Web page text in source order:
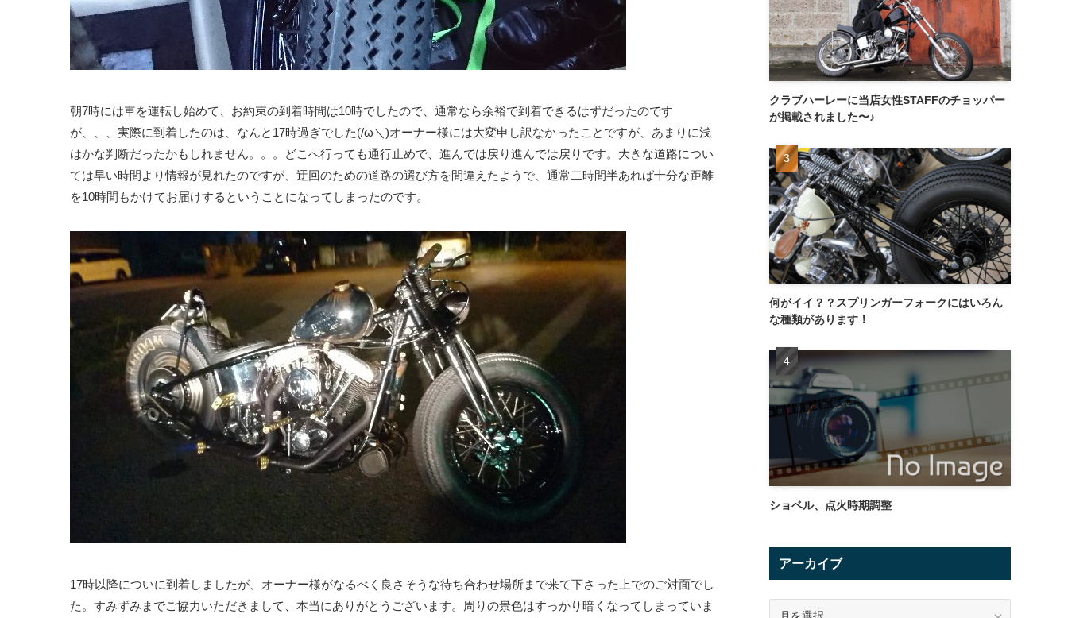
朝7時には車を運転し始めて、お約束の到着時間は10時でしたので、通常なら余裕で到着できるはずだったのです
が、、、実際に到着したのは、なんと17時過ぎでした(/ω＼)オーナー様には大変申し訳なかったことですが、あまりに浅
はかな判断だったかもしれません。。。どこへ行っても通行止めで、進んでは戻り進んでは戻りです。大きな道路につい
ては早い時間より情報が見れたのですが、迂回のための道路の選び方を間違えたようで、通常二時間半あれば十分な距離
を10時間もかけてお届けするということになってしまったのです。
17時以降についに到着しましたが、オーナー様がなるべく良さそうな待ち合わせ場所まで来て下さった上でのご対面でし
た。すみずみまでご協力いただきまして、本当にありがとうございます。周りの景色はすっかり暗くなってしまっていま
クラブハーレーに当店女性STAFFのチョッパー
が掲載されました〜♪
何がイイ？？スプリンガーフォークにはいろん
な種類があります！
ショベル、点火時期調整
アーカイブ